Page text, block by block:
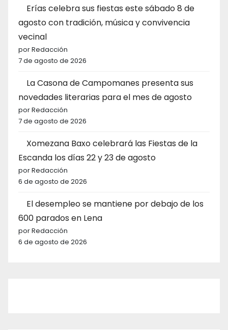
Erías celebra sus fiestas este sábado 8 de
agosto con tradición, música y convivencia
vecinal
por Redacción
7 de agosto de 2026
La Casona de Campomanes presenta sus
novedades literarias para el mes de agosto
por Redacción
7 de agosto de 2026
Xomezana Baxo celebrará las Fiestas de la
Escanda los días 22 y 23 de agosto
por Redacción
6 de agosto de 2026
El desempleo se mantiene por debajo de los
600 parados en Lena
por Redacción
6 de agosto de 2026